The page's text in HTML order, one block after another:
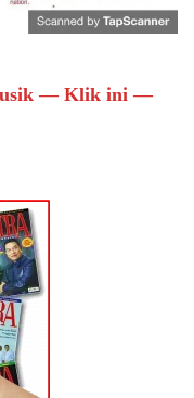
— Klik ini —